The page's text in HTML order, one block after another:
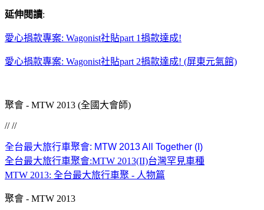
延伸閱讀:
愛心捐款專案: Wagonist社貼part 1捐款達成!
愛心捐款專案: Wagonist社貼part 2捐款達成! (屏東元氣館)
聚會 - MTW 2013 (全國大會師)
// //
全台最大旅行車聚會: MTW 2013 All Together (I)
全台最大旅行車聚會:MTW 2013(II)台灣罕見車種
MTW 2013: 全台最大旅行車聚 - 人物篇
聚會 - MTW 2013